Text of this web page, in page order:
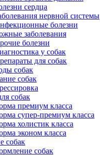
сердца
нервной системы
болезни
заболевания
болезни
у собак
для собак
собак
собак
собак
премиум класса
супер-премиум класса
холистик класса
эконом класса
собак
собак